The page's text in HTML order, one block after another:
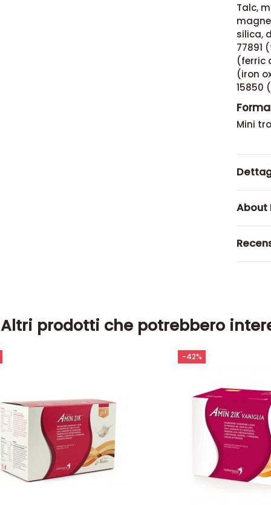
Talc,
silica,
77891
(ferric
(iron
15850
Mini
About
Altri prodotti che potrebbero
-42%